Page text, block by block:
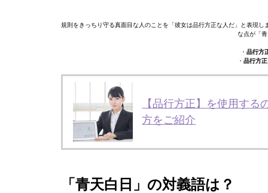
規則をきっちり守る真面目な人のことを「彼女は品行方正な人だ」と表現
な点が「
・ 品行方
・ 品行方正
【品行方正】を使用す
方をご紹介
「青天白日」の対義語は？